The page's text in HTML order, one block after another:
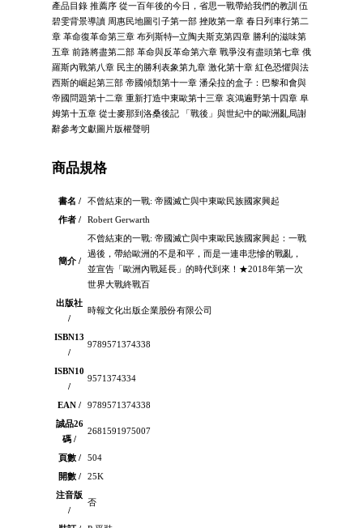
產品目錄 推薦序 從一百年後的今日，省思一戰帶給我們的教訓 伍
碧雯背景導讀 周惠民地圖引子第一部 挫敗第一章 春日列車行第二
章 革命復革命第三章 布列斯特─立陶夫斯克第四章 勝利的滋味第
五章 前路將盡第二部 革命與反革命第六章 戰爭沒有盡頭第七章 俄
羅斯內戰第八章 民主的勝利表象第九章 激化第十章 紅色恐懼與法
西斯的崛起第三部 帝國傾頹第十一章 潘朵拉的盒子：巴黎和會與
帝國問題第十二章 重新打造中東歐第十三章 哀鴻遍野第十四章 阜
姆第十五章 從士麥那到洛桑後記 「戰後」與世紀中的歐洲亂局謝
辭參考文獻圖片版權聲明
商品規格
書名 /
不曾結束的一戰: 帝國滅亡與中東歐民族國家興起
作者 /
Robert Gerwarth
簡介 /
不曾結束的一戰: 帝國滅亡與中東歐民族國家興起：一戰
過後，帶給歐洲的不是和平，而是一連串悲慘的戰亂，
並宣告「歐洲內戰延長」的時代到來！★2018年第一次
世界大戰終戰百
出版社
/
時報文化出版企業股份有限公司
ISBN13
/
9789571374338
ISBN10
/
9571374334
EAN /
9789571374338
誠品26
碼 /
2681591975007
頁數 /
504
開數 /
25K
注音版
/
否